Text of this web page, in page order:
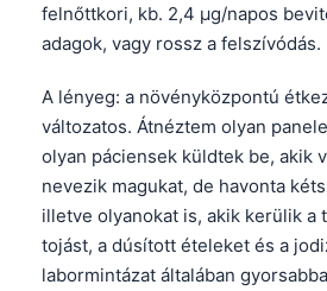
felnőttkori, kb. 2,4 µg/napos
adagok, vagy rossz a felszívódás.
A lényeg: a növényközpontú
változatos. Átnéztem olyan
olyan páciensek küldtek be, akik
nevezik magukat, de havonta
illetve olyanokat is, akik kerülik a
tojást, a dúsított ételeket és a
labormintázat általában